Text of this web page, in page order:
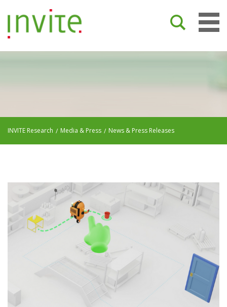
INVITE Research Media & Press News & Press Releases